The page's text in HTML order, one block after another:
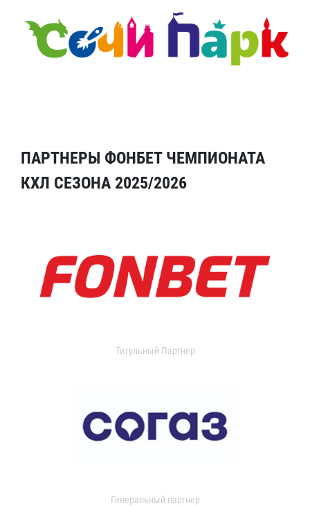
ПАРТНЕРЫ ФОНБЕТ ЧЕМПИОНАТА
КХЛ СЕЗОНА 2025/2026
Титульный Партнер
Генеральный партнер